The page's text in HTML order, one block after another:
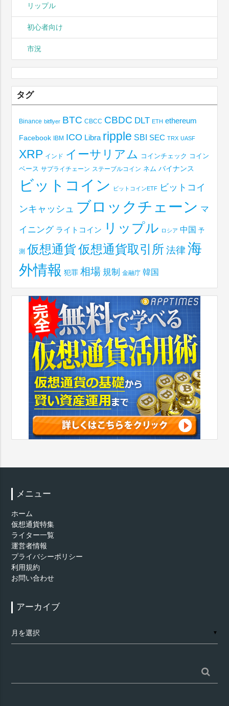
リップル
初心者向け
市況
タグ
Binance bitflyer BTC CBCC CBDC DLT ETH ethereum
Facebook IBM ICO Libra ripple SBI SEC TRX UASF
XRP インド イーサリアム コインチェック コイン
ベース サプライチェーン ステーブルコイン ネム バイナンス
ビットコイン ビットコインETF ビットコイ
ンキャッシュ ブロックチェーン マ
イニング ライトコイン リップル ロシア 中国 予
測 仮想通貨仮想通貨取引所 法律 海
外情報 犯罪 相場 規制 金融庁 韓国
メニュー
ホーム
仮想通貨特集
ライター一覧
運営者情報
プライバシーポリシー
利用規約
お問い合わせ
アーカイブ
ー
▼
索: